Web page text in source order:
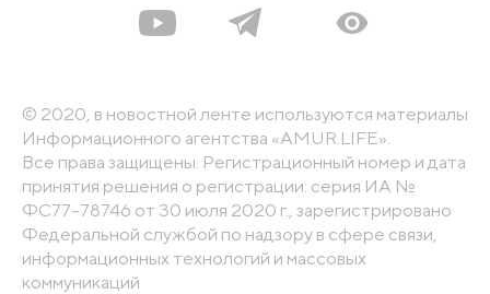
© 2020, в новостной ленте используются материалы
Информационного агентства «AMUR.LIFE».
Все права защищены. Регистрационный номер и дата
принятия решения о регистрации: серия ИА №
ФС77-78746 от 30 июля 2020 г., зарегистрировано
Федеральной службой по надзору в сфере связи,
информационных технологий и массовых
коммуникаций